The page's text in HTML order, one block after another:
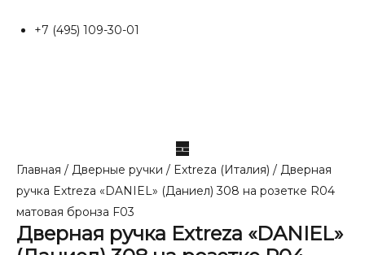
+7 (495) 109-30-01
Главная / Дверные ручки / Extreza (Италия) / Дверная
ручка Extreza «DANIEL» (Даниел) 308 на розетке R04
матовая бронза F03
Дверная ручка Extreza «DANIEL»